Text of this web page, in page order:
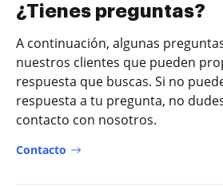
¿Tienes preguntas?
A continuación, algunas
nuestros clientes que pueden
respuesta que buscas. Si no
respuesta a tu pregunta, no
contacto con nosotros.
Contacto